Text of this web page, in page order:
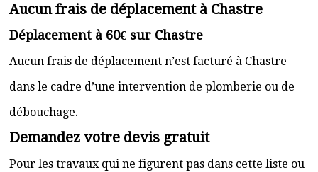
Aucun frais de déplacement à Chastre
Déplacement à 60€ sur Chastre
Aucun frais de déplacement n’est facturé à Chastre
dans le cadre d’une intervention de plomberie ou de
débouchage.
Demandez votre devis gratuit
Pour les travaux qui ne figurent pas dans cette liste ou